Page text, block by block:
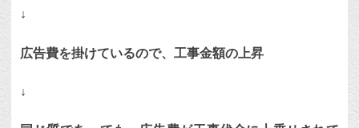
↓
広告費を掛けているので、工事金額の上昇
↓